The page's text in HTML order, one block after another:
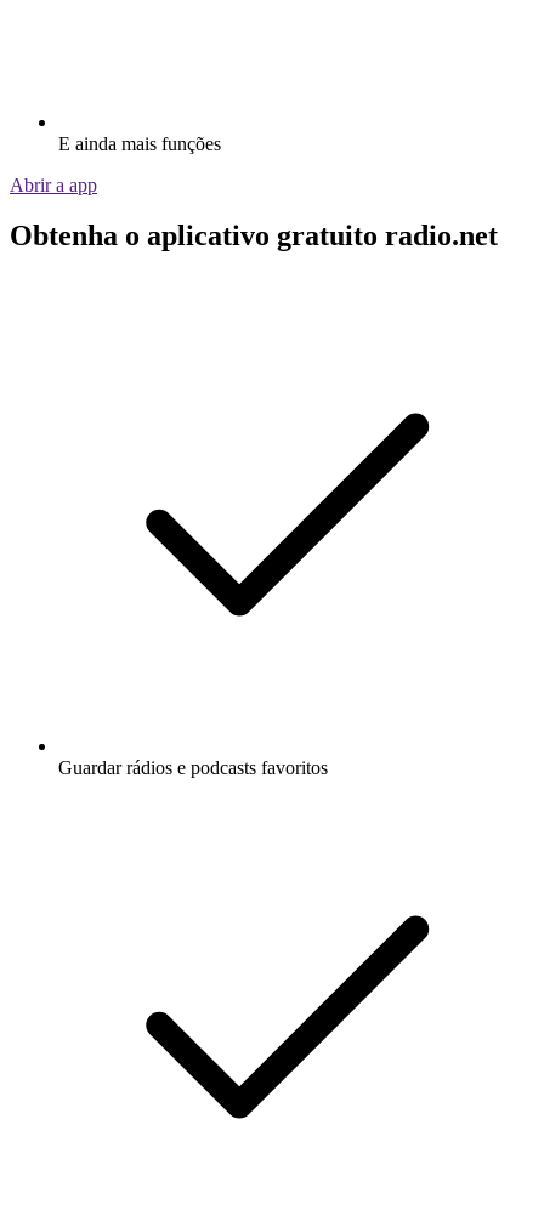
E ainda mais funções
Abrir a app
Obtenha o aplicativo gratuito radio.net
Guardar rádios e podcasts favoritos